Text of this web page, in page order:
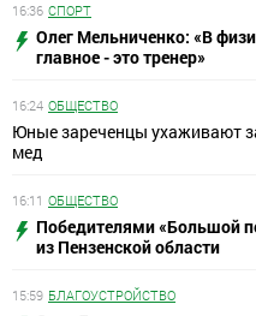
16:36 СПОРТ
Олег Мельниченко: «В
главное - это тренер»
16:24 ОБЩЕСТВО
Юные зареченцы ухаживают
мед
16:11 ОБЩЕСТВО
Победителями «Большой
из Пензенской области
15:59 БЛАГОУСТРОЙСТВО